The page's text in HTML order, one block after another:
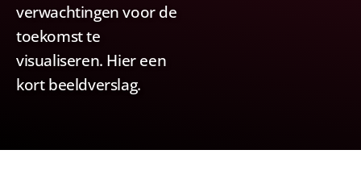
verwachtingen voor de
toekomst te
visualiseren. Hier een
kort beeldverslag.